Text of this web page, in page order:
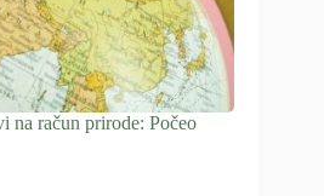
na račun prirode: Počeo